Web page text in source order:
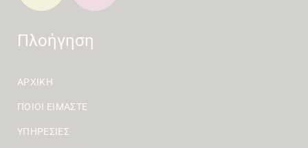
Πλοήγηση
ΑΡΧΙΚΉ
ΠΟΙΟΙ ΕΊΜΑΣΤΕ
ΥΠΗΡΕΣΊΕΣ